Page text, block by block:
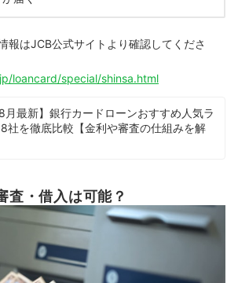
報はJCB公式サイトより確認してくださ
loancard/special/shinsa.html
月最新】銀行カードローンおすすめ人気ラ
社を徹底比較【金利や審査の仕組みを解
査・借入は可能？